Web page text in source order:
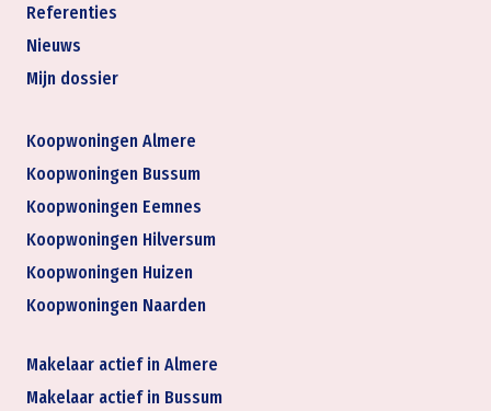
Referenties
Nieuws
Mijn dossier
Koopwoningen Almere
Koopwoningen Bussum
Koopwoningen Eemnes
Koopwoningen Hilversum
Koopwoningen Huizen
Koopwoningen Naarden
Makelaar actief in Almere
Makelaar actief in Bussum